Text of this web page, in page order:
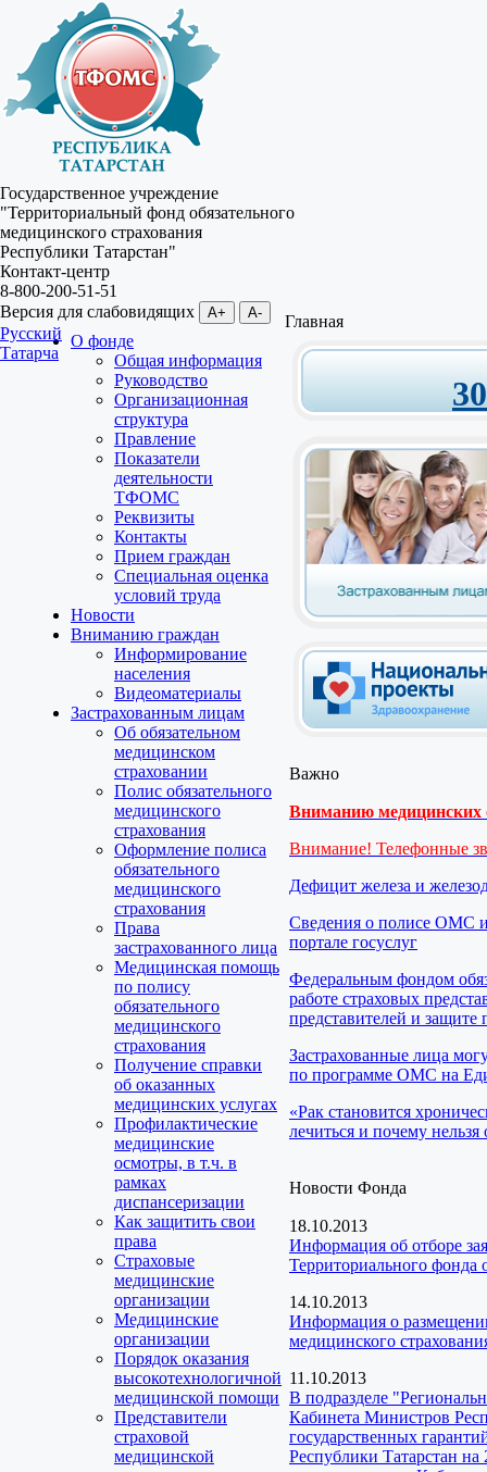
Государственное учреждение
"Территориальный фонд обязательного
медицинского страхования
Республики Татарстан"
Контакт-центр
8-800-200-51-51
Версия для слабовидящих
A+ A-
Русский
Татарча
О фонде
Общая информация
Руководство
Организационная
структура
Правление
Показатели
деятельности
ТФОМС
Реквизиты
Контакты
Прием граждан
Специальная оценка
условий труда
Новости
Вниманию граждан
Информирование
населения
Видеоматериалы
Застрахованным лицам
Об обязательном
медицинском
страховании
Полис обязательного
медицинского
страхования
Оформление полиса
обязательного
медицинского
страхования
Права
застрахованного лица
Медицинская помощь
по полису
обязательного
медицинского
страхования
Получение справки
об оказанных
медицинских услугах
Профилактические
медицинские
осмотры, в т.ч. в
рамках
диспансеризации
Как защитить свои
права
Страховые
медицинские
организации
Медицинские
организации
Порядок оказания
высокотехнологичной
медицинской помощи
Представители
страховой
медицинской
Главная
Важно
Вниманию медицинских
Внимание! Телефонные
Дефицит железа и
Сведения о полисе ОМС
портале госуслуг
Федеральным фондом
работе страховых
представителей и защите
Застрахованные лица
по программе ОМС на
«Рак становится
лечиться и почему нельзя
Новости Фонда
18.10.2013
Информация об отборе
Территориального фонда
14.10.2013
Информация о
медицинского
11.10.2013
В подразделе
Кабинета Министров
государственных
Республики Татарстан